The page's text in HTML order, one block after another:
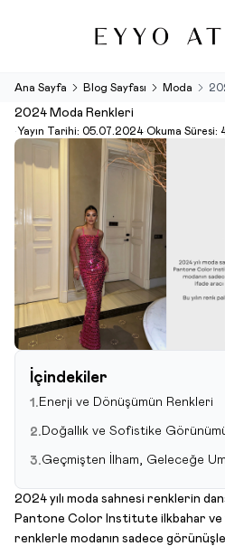
Ana Sayfa Blog Sayfası Moda
2024 Moda Renkleri
•Yayın Tarihi: 05.07.2024•Okuma Süresi:
İçindekiler
1. Enerji ve Dönüşümün Renkleri
2. Doğallık ve Sofistike
3.Geçmişten İlham, Geleceğe
2024 yılı moda sahnesi renklerin
Pantone Color Institute ilkbahar ve
renklerle modanın sadece görünüşle